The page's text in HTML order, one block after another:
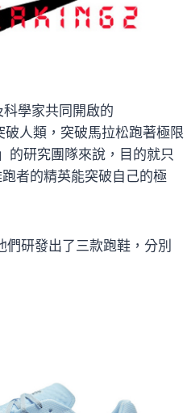
學家共同開啟的
破人類，突破馬拉松跑著極限
的研究團隊來說，目的就只
者的精英能突破自己的極
研發出了三款跑鞋，分別